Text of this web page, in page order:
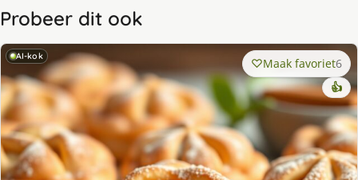
Probeer dit ook
AI-kok Maak favoriet6
👍